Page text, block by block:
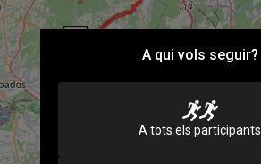
A qui vols seguir?
A tots els participants